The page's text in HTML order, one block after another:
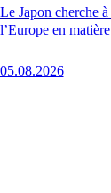
Le Japon cherche
l’Europe en
05.08.2026